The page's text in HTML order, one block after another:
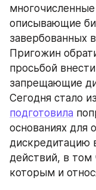
описывающие
завербованных
Пригожин
просьбой
запрещающие
подготовила
основаниях для
дискредитацию
действий, в том
которым и